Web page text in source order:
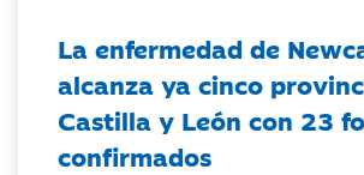
La enfermedad de
alcanza ya cinco
Castilla y León con 23
confirmados